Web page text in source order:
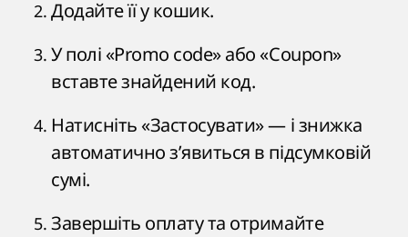
Додайте її у кошик.
У полі «Promo code» або «Coupon»
вставте знайдений код.
Натисніть «Застосувати» — і знижка
автоматично з’явиться в підсумковій
сумі.
Завершіть оплату та отримайте